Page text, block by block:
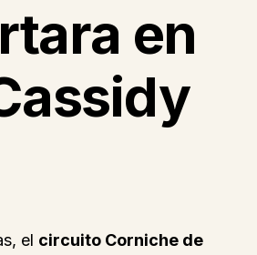
en
el circuito Corniche de